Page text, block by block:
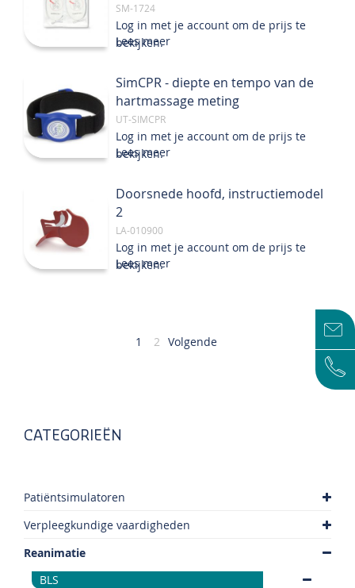
SM-1724
Log in met je account om de prijs te
bekijken.
Lees meer
SimCPR - diepte en tempo van de
hartmassage meting
UT-SIMCPR
Log in met je account om de prijs te
bekijken.
Lees meer
Doorsnede hoofd, instructiemodel
2
LA-010900
Log in met je account om de prijs te
bekijken.
Lees meer
Pagina
U1 Pagina
2 Volgende
CATEGORIEËN
Patiëntsimulatoren
Verpleegkundige vaardigheden
Reanimatie
BLS